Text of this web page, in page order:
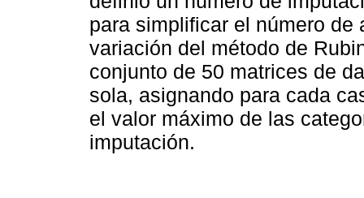
para simplificar el número
variación del método de
conjunto de 50 matrices de
sola, asignando para cada
el valor máximo de las
imputación.